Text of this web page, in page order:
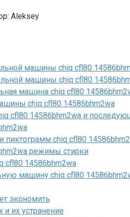
Aleksey
машины chiq cfl80
машины chiq cfl80
машина chiq cfl80
chiq cfl80 14586bhm2wa
cfl80 14586bhm2wa и
пиктограмм chiq cfl80
режимы стирки
cfl80 14586bhm2wa
машину chiq cfl80
экономить
их устранение